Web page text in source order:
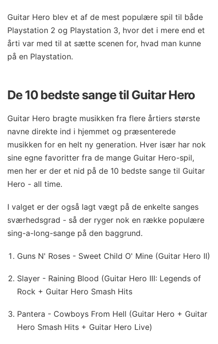
Guitar Hero blev et af de mest populære spil til både
Playstation 2 og Playstation 3, hvor det i mere end et
årti var med til at sætte scenen for, hvad man kunne
på en Playstation.
De 10 bedste sange til Guitar Hero
Guitar Hero bragte musikken fra flere årtiers største
navne direkte ind i hjemmet og præsenterede
musikken for en helt ny generation. Hver især har nok
sine egne favoritter fra de mange Guitar Hero-spil,
men her er der et nid på de 10 bedste sange til Guitar
Hero - all time.
I valget er der også lagt vægt på de enkelte sanges
sværhedsgrad - så der ryger nok en række populære
sing-a-long-sange på den baggrund.
Guns N' Roses - Sweet Child O' Mine (Guitar Hero II)
Slayer - Raining Blood (Guitar Hero III: Legends of
Rock + Guitar Hero Smash Hits
Pantera - Cowboys From Hell (Guitar Hero + Guitar
Hero Smash Hits + Guitar Hero Live)